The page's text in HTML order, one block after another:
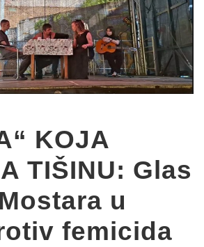
KOJA
TIŠINU: Glas
u
femicida